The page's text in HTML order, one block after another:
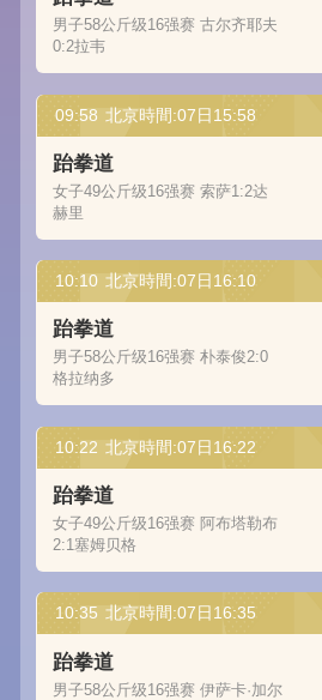
男子58公斤级16强赛 古尔齐耶夫
0:2拉韦
09:58 北京時間:07日15:58
跆拳道
女子49公斤级16强赛 索萨1:2达
赫里
10:10 北京時間:07日16:10
跆拳道
男子58公斤级16强赛 朴泰俊2:0
格拉纳多
10:22 北京時間:07日16:22
跆拳道
女子49公斤级16强赛 阿布塔勒布
2:1塞姆贝格
10:35 北京時間:07日16:35
跆拳道
男子58公斤级16强赛 伊萨卡·加尔